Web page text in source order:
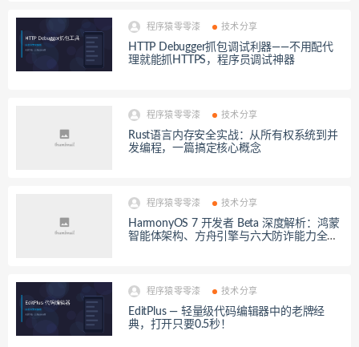
程序猿零零漆 技术分享
HTTP Debugger抓包调试利器——不用配代
理就能抓HTTPS，程序员调试神器
程序猿零零漆 技术分享
Rust语言内存安全实战：从所有权系统到并
发编程，一篇搞定核心概念
程序猿零零漆 技术分享
HarmonyOS 7 开发者 Beta 深度解析：鸿蒙
智能体架构、方舟引擎与六大防诈能力全揭
程序猿零零漆 技术分享
EditPlus — 轻量级代码编辑器中的老牌经
典，打开只要0.5秒！